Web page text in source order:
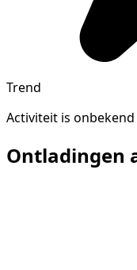
Trend
Activiteit is onbekend
Ontladingen